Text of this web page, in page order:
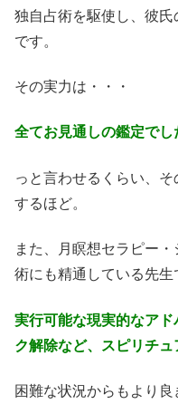
独自占術を駆使し、彼
です。
その実力は・・・
全てお見通しの鑑定でし
っと言わせるくらい、
するほど。
また、月瞑想セラピー
術にも精通している先生
実行可能な現実的なア
ク解除など、スピリチュ
困難な状況からもより